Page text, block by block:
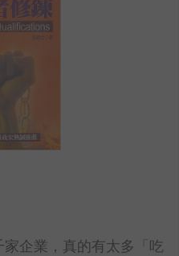
企業，真的有太多「吃